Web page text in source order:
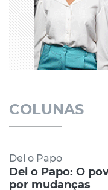
COLUNAS
Dei o Papo
Dei o Papo: O
por mudanças